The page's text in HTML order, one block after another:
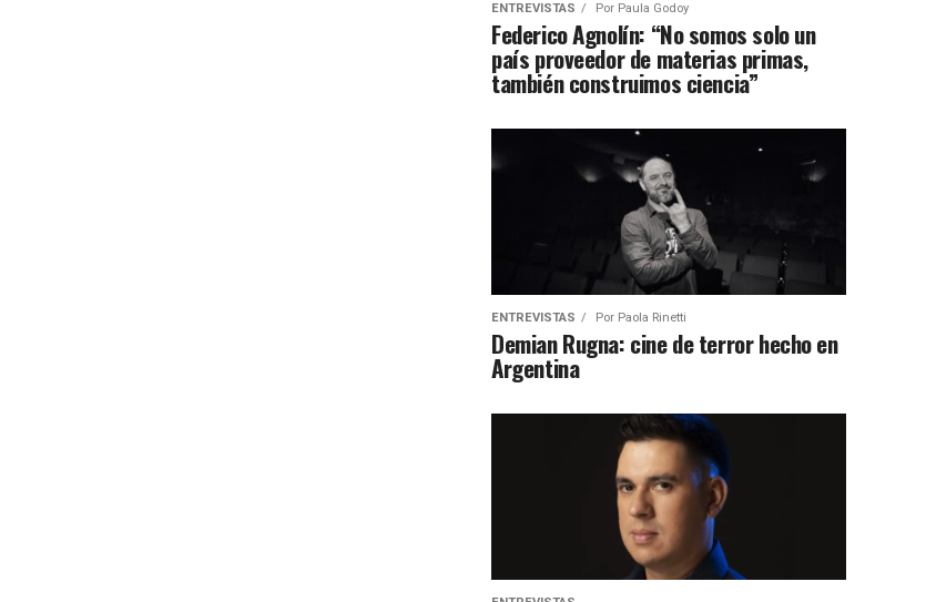
ENTREVISTAS Por Paula Godoy
Federico Agnolín: “No somos solo un
país proveedor de materias primas,
también construimos ciencia”
ENTREVISTAS Por Paola Rinetti
Demian Rugna: cine de terror hecho en
Argentina